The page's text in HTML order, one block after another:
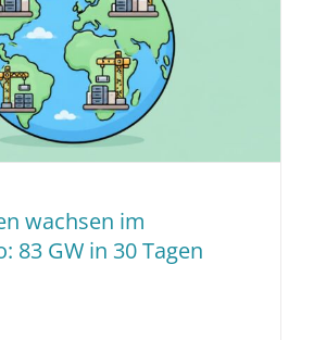
wachsen im
83 GW in 30 Tagen